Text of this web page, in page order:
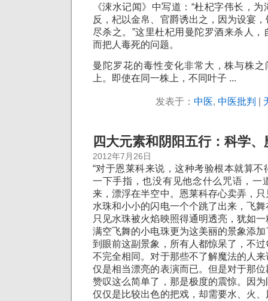
《涑水记闻》中写道：“杜杞字伟长，
反，杞以金帛、官爵诱出之，因为设宴
尽杀之。”这里杜杞用曼陀罗酒来杀人
而把人毒死的问题。
曼陀罗花的毒性变化非常大，株与株
上。即使在同一株上，不同叶子 ...
发表于： 中医, 中医批判
四大元素和阴阳五行：科学
2012年7月26日
“对于恩莱科来说，这种考验根本就算
一下手指，也没有见他念什么咒语，一
来，漂浮在半空中。恩莱科存心卖弄，
水珠和小小的闪电一个个跳了出来，飞
只见水珠被火焰映照得通明透亮，犹如
满空飞舞的小电珠更为这美丽的景象添
到眼前这副景象，所有人都惊呆了，不
不完全相同。对于那些不了解魔法的人
仅是相当漂亮的表演而已。但是对于那
赞叹这么简单了，那是极度的震惊。因
仅仅是比较出色的把戏，却需要水、火